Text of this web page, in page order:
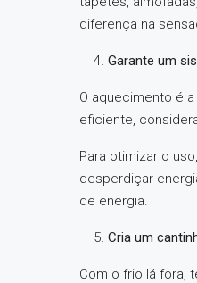
diferença na
Garante um
O aquecimento é
eficiente,
Para otimizar o
desperdiçar
de energia.
Cria um
Com o frio lá fora,